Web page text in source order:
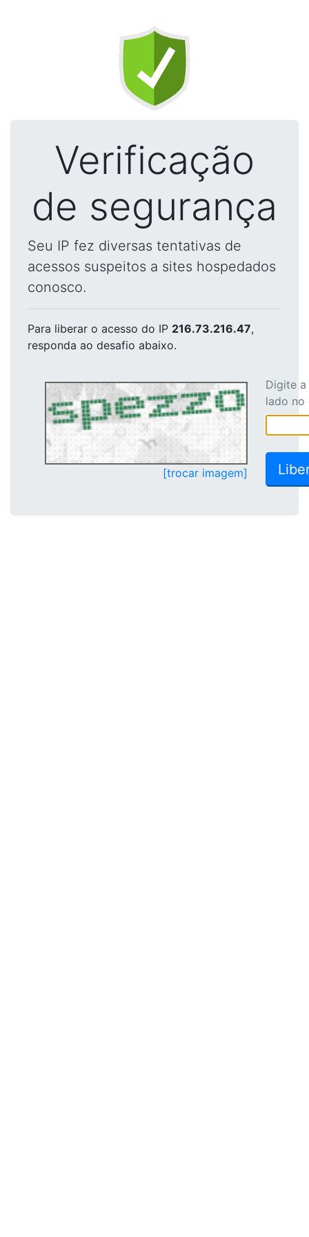
Verificação
de segurança
Seu IP fez diversas tentativas de
acessos suspeitos a sites hospedados
conosco.
Para liberar o acesso do IP 216.73.216.47,
responda ao desafio abaixo.
[trocar imagem]
Digite
lado no